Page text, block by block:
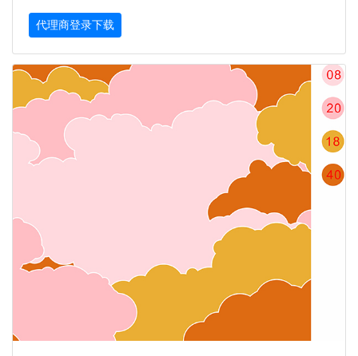
代理商登录下载